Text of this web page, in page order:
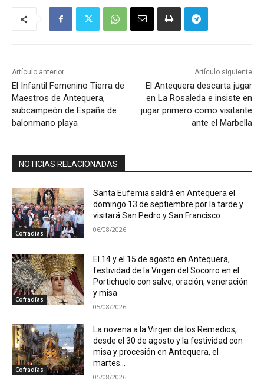
Artículo anterior
El Infantil Femenino Tierra de
Maestros de Antequera,
subcampeón de España de
balonmano playa
Artículo siguiente
El Antequera descarta jugar
en La Rosaleda e insiste en
jugar primero como visitante
ante el Marbella
NOTICIAS RELACIONADAS
Cofradías
Santa Eufemia saldrá en Antequera el
domingo 13 de septiembre por la tarde y
visitará San Pedro y San Francisco
06/08/2026
Cofradías
El 14 y el 15 de agosto en Antequera,
festividad de la Virgen del Socorro en el
Portichuelo con salve, oración, veneración
y misa
05/08/2026
Cofradías
La novena a la Virgen de los Remedios,
desde el 30 de agosto y la festividad con
misa y procesión en Antequera, el
martes...
05/08/2026